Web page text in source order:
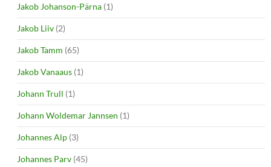
Jakob Johanson-Pärna (1)
Jakob Liiv (2)
Jakob Tamm (65)
Jakob Vanaaus (1)
Johann Trull (1)
Johann Woldemar Jannsen (1)
Johannes Alp (3)
Johannes Parv (45)